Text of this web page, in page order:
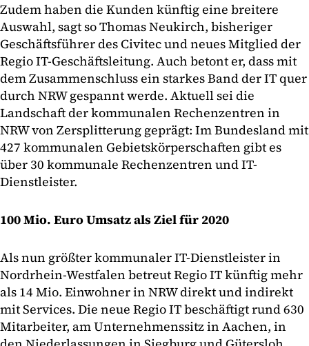
Zudem haben die Kunden künftig eine breitere
Auswahl, sagt so Thomas Neukirch, bisheriger
Geschäftsführer des Civitec und neues Mitglied der
Regio IT-Geschäftsleitung. Auch betont er, dass mit
dem Zusammenschluss ein starkes Band der IT quer
durch NRW gespannt werde. Aktuell sei die
Landschaft der kommunalen Rechenzentren in
NRW von Zersplitterung geprägt: Im Bundesland mit
427 kommunalen Gebietskörperschaften gibt es
über 30 kommunale Rechenzentren und IT-
Dienstleister.
100 Mio. Euro Umsatz als Ziel für 2020
Als nun größter kommunaler IT-Dienstleister in
Nordrhein-Westfalen betreut Regio IT künftig mehr
als 14 Mio. Einwohner in NRW direkt und indirekt
mit Services. Die neue Regio IT beschäftigt rund 630
Mitarbeiter, am Unternehmenssitz in Aachen, in